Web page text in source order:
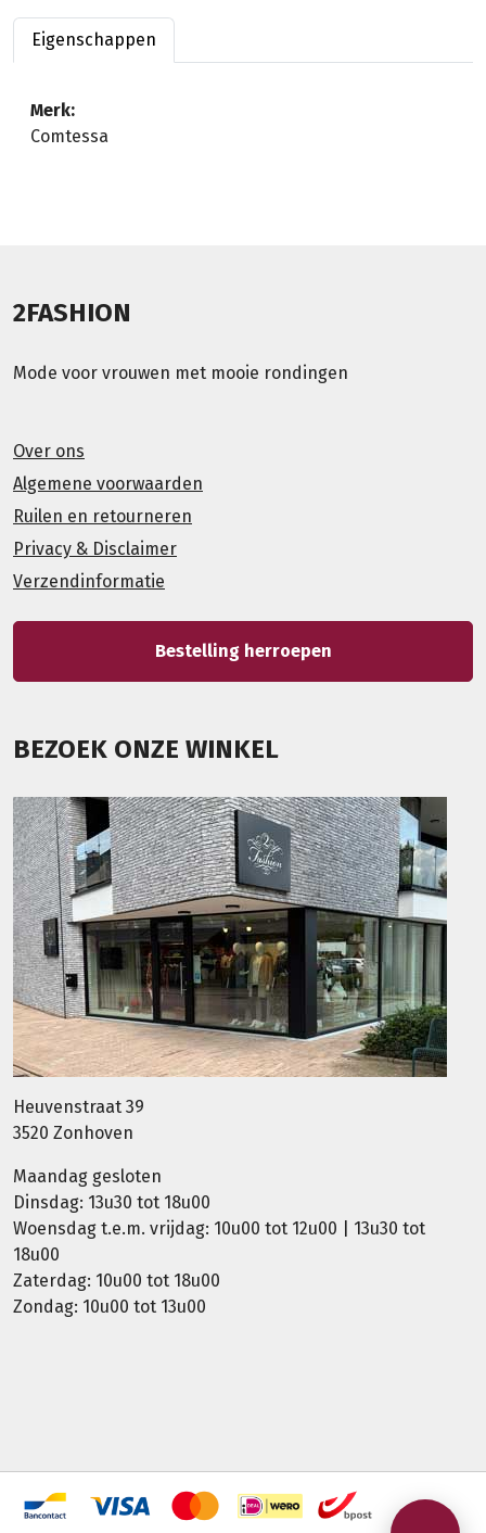
Eigenschappen
Merk:
Comtessa
2FASHION
Mode voor vrouwen met mooie rondingen
Over ons
Algemene voorwaarden
Ruilen en retourneren
Privacy & Disclaimer
Verzendinformatie
Bestelling herroepen
BEZOEK ONZE WINKEL
Heuvenstraat 39
3520 Zonhoven
Maandag gesloten
Dinsdag: 13u30 tot 18u00
Woensdag t.e.m. vrijdag: 10u00 tot 12u00 | 13u30 tot
18u00
Zaterdag: 10u00 tot 18u00
Zondag: 10u00 tot 13u00